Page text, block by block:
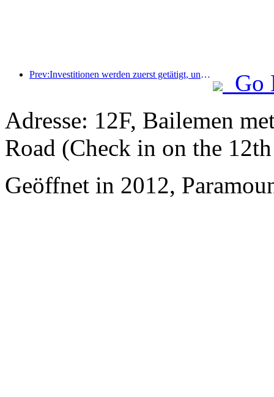
Prev:Investitionen werden zuerst getätigt, und Hotels der mittleren bis oberen Preisklasse haben das Stadium der Spekulation hinter sich.
Go
Adresse: 12F, Bailemen
Road (Check in on the
Geöffnet in 2012,